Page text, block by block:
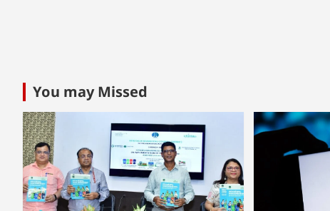
You may Missed